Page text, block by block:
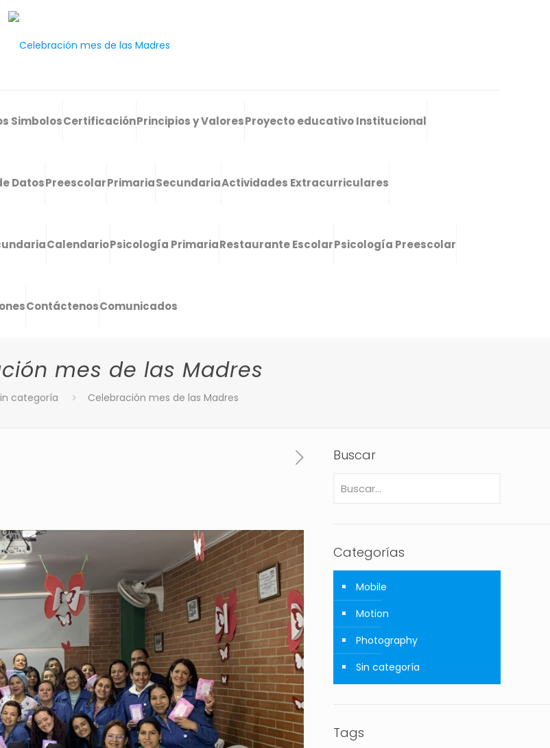
SimbolosCertificaciónPrincipios y ValoresProyecto educativo Institucional
DatosPreescolarPrimariaSecundariaActividades Extracurriculares
CalendarioPsicología PrimariaRestaurante EscolarPsicología Preescolar
ContáctenosComunicados
mes de las Madres
categoría Celebración mes de las Madres
Buscar
Categorías
Mobile
Motion
Photography
Sin categoría
Tags